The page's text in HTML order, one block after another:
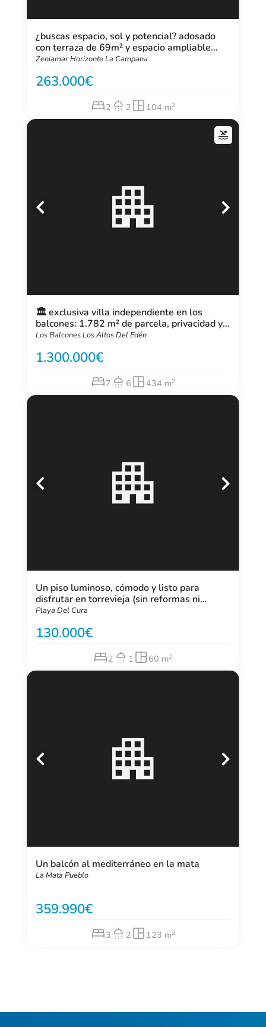
¿buscas espacio, sol y potencial? adosado
con terraza de 69m² y espacio ampliable
junto a zenia boulevard
Zeniamar Horizonte La Campana
263.000
2 2 104 m2
🏛️ exclusiva villa independiente en los
balcones: 1.782 m² de parcela, privacidad y
estilo de vida
Los Balcones Los Altos Del Edén
1.300.000
7 6 434 m2
Un piso luminoso, cómodo y listo para
disfrutar en torrevieja (sin reformas ni
complicaciones)
Playa Del Cura
130.000
2 1 60 m2
Un balcón al mediterráneo en la mata
La Mata Pueblo
359.990
3 2 123 m2